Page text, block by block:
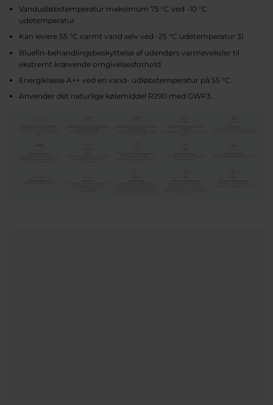
Vandudløbstemperatur maksimum 75 °C ved -10 °C
udetemperatur
Kan levere 55 °C varmt vand selv ved -25 °C udetemperatur 3)
Bluefin-behandlingsbeskyttelse af udendørs varmeveksler til
ekstremt krævende omgivelsesforhold
Energiklasse A++ ved en vand- udløbstemperatur på 55 °C.
Anvender det naturlige kølemiddel R290 med GWP3.